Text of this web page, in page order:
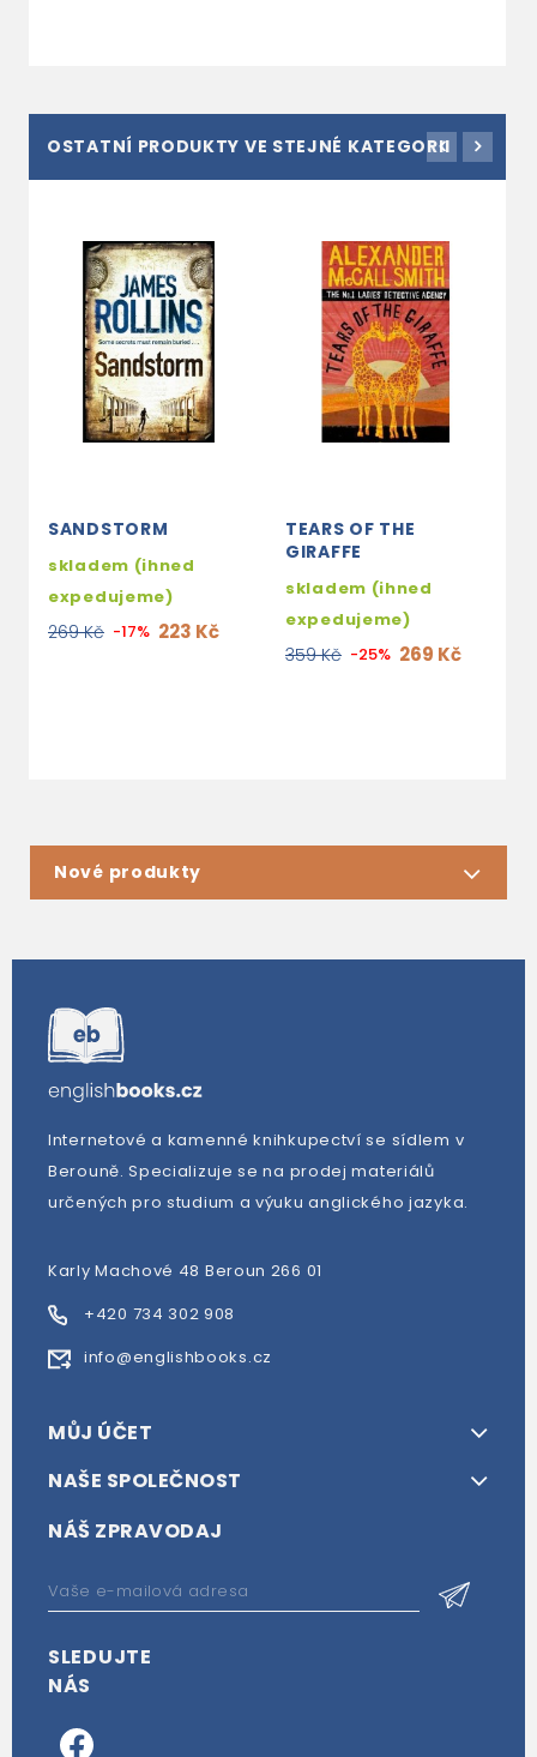
OSTATNÍ PRODUKTY VE STEJNÉ KATEGORII
SANDSTORM
skladem (ihned
expedujeme)
269 Kč -17% 223 Kč
TEARS OF THE
GIRAFFE
skladem (ihned
expedujeme)
359 Kč -25% 269 Kč
Nové produkty
Internetové a kamenné knihkupectví se sídlem v
Berouně. Specializuje se na prodej materiálů
určených pro studium a výuku anglického jazyka.
Karly Machové 48 Beroun 266 01
+420 734 302 908
info@englishbooks.cz
MŮJ ÚČET
NAŠE SPOLEČNOST
NÁŠ ZPRAVODAJ
SLEDUJTE
NÁS